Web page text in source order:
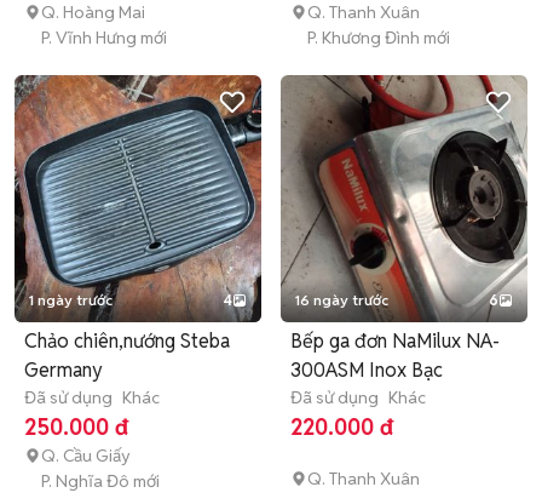
Q. Hoàng Mai
P. Vĩnh Hưng mới
Q. Thanh Xuân
P. Khương Đình mới
1 ngày trước 4
Chảo chiên,nướng Steba
Germany
Đã sử dụng Khác
250.000 đ
Q. Cầu Giấy
P. Nghĩa Đô mới
16 ngày trước 6
Bếp ga đơn NaMilux NA-
300ASM Inox Bạc
Đã sử dụng Khác
220.000 đ
Q. Thanh Xuân